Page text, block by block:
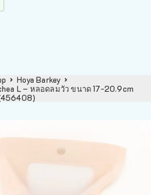
Hoya Barkey
L – หลอดลมวัว ขนาด 17-20.9cm